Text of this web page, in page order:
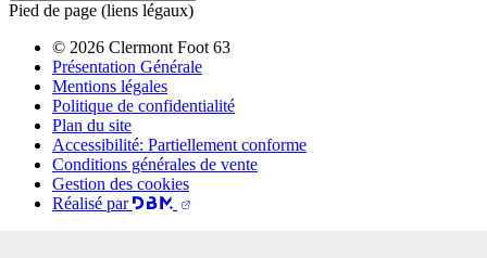
Pied de page (liens légaux)
© 2026 Clermont Foot 63
Présentation Générale
Mentions légales
Politique de confidentialité
Plan du site
Accessibilité: Partiellement conforme
Conditions générales de vente
Gestion des cookies
Réalisé par